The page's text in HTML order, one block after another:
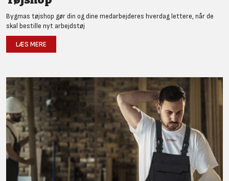
Bygmas tøjshop gør din og dine medarbejderes hverdag lettere, når de
skal bestille nyt arbejdstøj
LÆS MERE